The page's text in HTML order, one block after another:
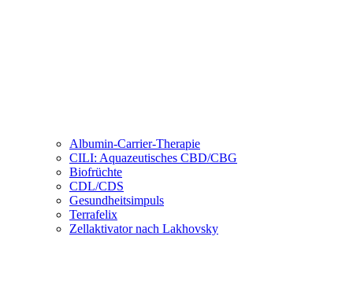
Albumin-Carrier-Therapie
CILI: Aquazeutisches CBD/CBG
Biofrüchte
CDL/CDS
Gesundheitsimpuls
Terrafelix
Zellaktivator nach Lakhovsky